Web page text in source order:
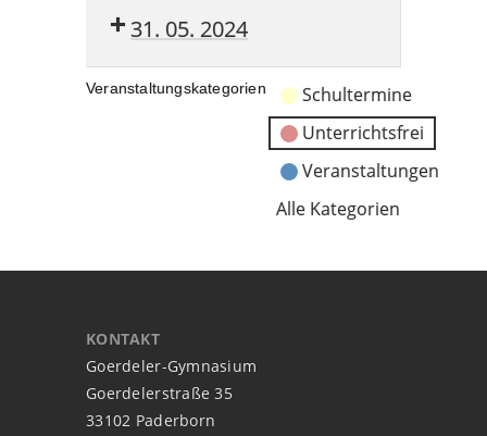
31. 05. 2024
Veranstaltungskategorien
Schultermine
Unterrichtsfrei
Veranstaltungen
Alle Kategorien
KONTAKT
Goerdeler-Gymnasium
Goerdelerstraße 35
33102 Paderborn